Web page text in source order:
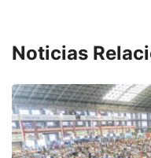
Noticias